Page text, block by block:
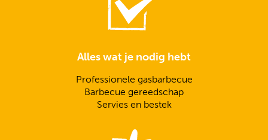
Alles wat je nodig hebt
Professionele gasbarbecue
Barbecue gereedschap
Servies en bestek